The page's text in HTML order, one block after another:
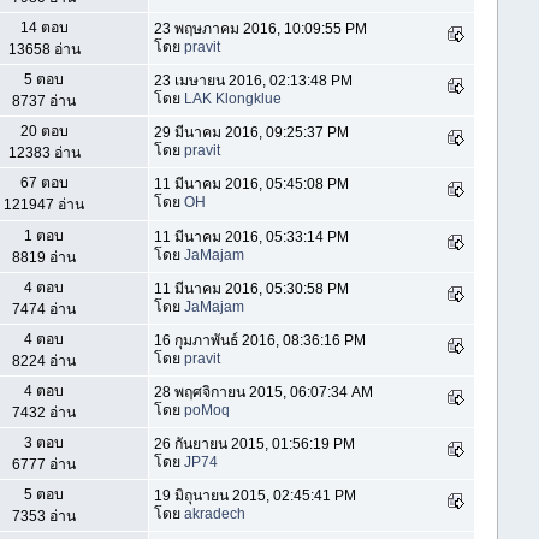
14 ตอบ
13658 อ่าน
23 พฤษภาคม 2016, 10:09:55 PM
โดย pravit
5 ตอบ
8737 อ่าน
23 เมษายน 2016, 02:13:48 PM
โดย LAK Klongklue
20 ตอบ
12383 อ่าน
29 มีนาคม 2016, 09:25:37 PM
โดย pravit
67 ตอบ
121947 อ่าน
11 มีนาคม 2016, 05:45:08 PM
โดย OH
1 ตอบ
8819 อ่าน
11 มีนาคม 2016, 05:33:14 PM
โดย JaMajam
4 ตอบ
7474 อ่าน
11 มีนาคม 2016, 05:30:58 PM
โดย JaMajam
4 ตอบ
8224 อ่าน
16 กุมภาพันธ์ 2016, 08:36:16 PM
โดย pravit
4 ตอบ
7432 อ่าน
28 พฤศจิกายน 2015, 06:07:34 AM
โดย poMoq
3 ตอบ
6777 อ่าน
26 กันยายน 2015, 01:56:19 PM
โดย JP74
5 ตอบ
7353 อ่าน
19 มิถุนายน 2015, 02:45:41 PM
โดย akradech